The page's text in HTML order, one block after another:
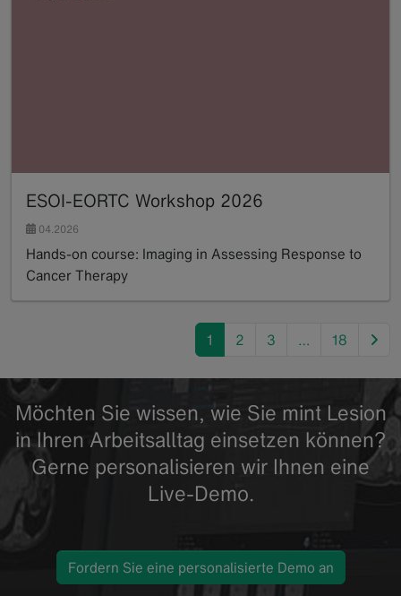
ESOI-EORTC Workshop 2026
04.2026
Hands-on course: Imaging in Assessing Response to
Cancer Therapy
1 2 3 … 18
Möchten Sie wissen, wie Sie mint Lesion
in Ihren Arbeitsalltag einsetzen können?
Gerne personalisieren wir Ihnen eine
Live-Demo.
Fordern Sie eine personalisierte Demo an